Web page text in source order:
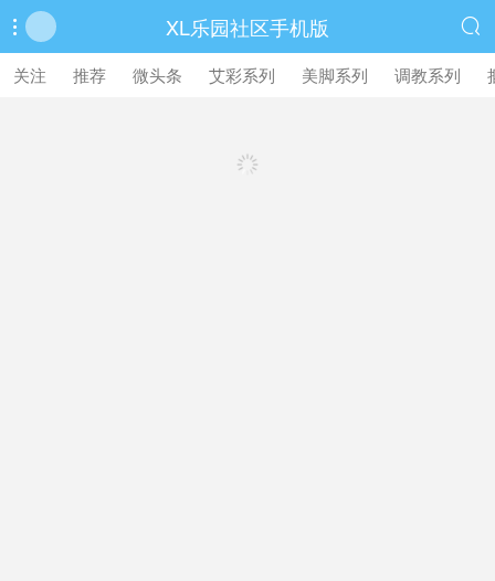
 XL乐园社区手机版 
关注 推荐 微头条 艾彩系列 美脚系列 调教系列
繁體中文版